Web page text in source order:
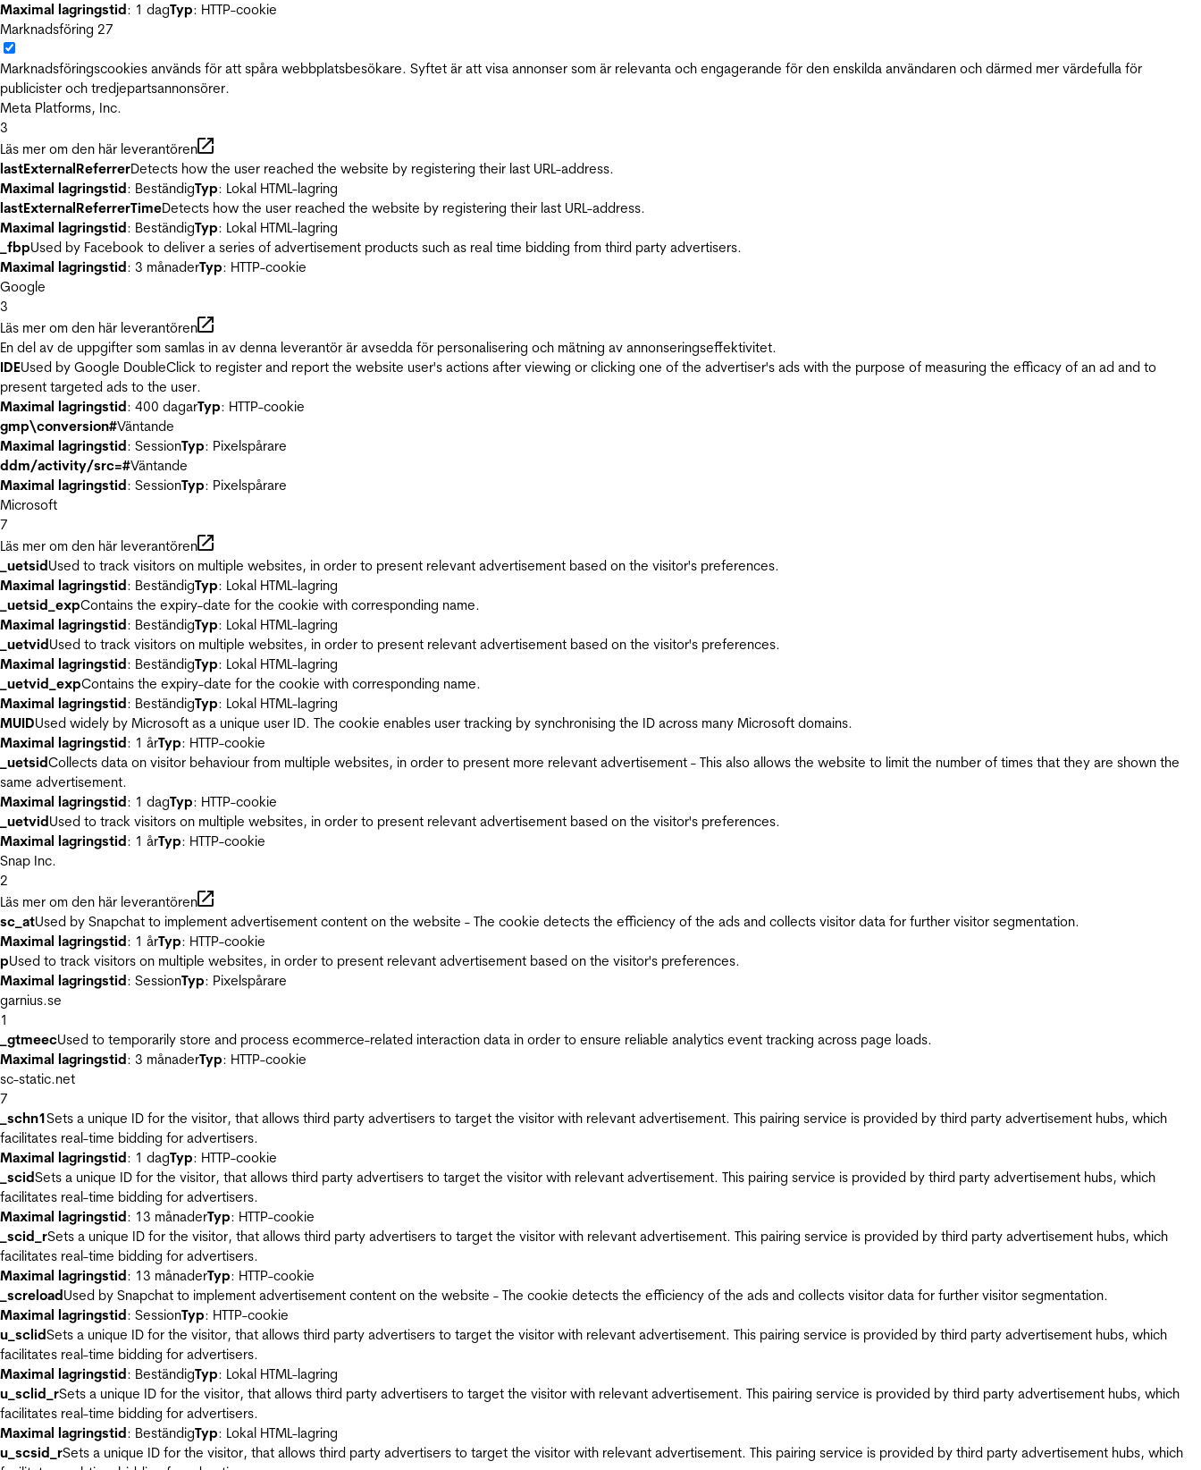
Maximal lagringstid: 1 dagTyp: HTTP-cookie
Marknadsföring 27
Marknadsföringscookies används för att spåra webbplatsbesökare. Syftet är att visa annonser som är relevanta och engagerande för den enskilda användaren och därmed mer värdefulla för
publicister och tredjepartsannonsörer.
Meta Platforms, Inc.
3
Läs mer om den här leverantören
lastExternalReferrerDetects how the user reached the website by registering their last URL-address.
Maximal lagringstid: BeständigTyp: Lokal HTML-lagring
lastExternalReferrerTimeDetects how the user reached the website by registering their last URL-address.
Maximal lagringstid: BeständigTyp: Lokal HTML-lagring
_fbpUsed by Facebook to deliver a series of advertisement products such as real time bidding from third party advertisers.
Maximal lagringstid: 3 månaderTyp: HTTP-cookie
Google
3
Läs mer om den här leverantören
En del av de uppgifter som samlas in av denna leverantör är avsedda för personalisering och mätning av annonseringseffektivitet.
IDEUsed by Google DoubleClick to register and report the website user's actions after viewing or clicking one of the advertiser's ads with the purpose of measuring the efficacy of an ad and to
present targeted ads to the user.
Maximal lagringstid: 400 dagarTyp: HTTP-cookie
gmp\conversion#Väntande
Maximal lagringstid: SessionTyp: Pixelspårare
ddm/activity/src=#Väntande
Maximal lagringstid: SessionTyp: Pixelspårare
Microsoft
7
Läs mer om den här leverantören
_uetsidUsed to track visitors on multiple websites, in order to present relevant advertisement based on the visitor's preferences.
Maximal lagringstid: BeständigTyp: Lokal HTML-lagring
_uetsid_expContains the expiry-date for the cookie with corresponding name.
Maximal lagringstid: BeständigTyp: Lokal HTML-lagring
_uetvidUsed to track visitors on multiple websites, in order to present relevant advertisement based on the visitor's preferences.
Maximal lagringstid: BeständigTyp: Lokal HTML-lagring
_uetvid_expContains the expiry-date for the cookie with corresponding name.
Maximal lagringstid: BeständigTyp: Lokal HTML-lagring
MUIDUsed widely by Microsoft as a unique user ID. The cookie enables user tracking by synchronising the ID across many Microsoft domains.
Maximal lagringstid: 1 årTyp: HTTP-cookie
_uetsidCollects data on visitor behaviour from multiple websites, in order to present more relevant advertisement - This also allows the website to limit the number of times that they are shown the
same advertisement.
Maximal lagringstid: 1 dagTyp: HTTP-cookie
_uetvidUsed to track visitors on multiple websites, in order to present relevant advertisement based on the visitor's preferences.
Maximal lagringstid: 1 årTyp: HTTP-cookie
Snap Inc.
2
Läs mer om den här leverantören
sc_atUsed by Snapchat to implement advertisement content on the website - The cookie detects the efficiency of the ads and collects visitor data for further visitor segmentation.
Maximal lagringstid: 1 årTyp: HTTP-cookie
pUsed to track visitors on multiple websites, in order to present relevant advertisement based on the visitor's preferences.
Maximal lagringstid: SessionTyp: Pixelspårare
garnius.se
1
_gtmeecUsed to temporarily store and process ecommerce-related interaction data in order to ensure reliable analytics event tracking across page loads.
Maximal lagringstid: 3 månaderTyp: HTTP-cookie
sc-static.net
7
_schn1Sets a unique ID for the visitor, that allows third party advertisers to target the visitor with relevant advertisement. This pairing service is provided by third party advertisement hubs, which
facilitates real-time bidding for advertisers.
Maximal lagringstid: 1 dagTyp: HTTP-cookie
_scidSets a unique ID for the visitor, that allows third party advertisers to target the visitor with relevant advertisement. This pairing service is provided by third party advertisement hubs, which
facilitates real-time bidding for advertisers.
Maximal lagringstid: 13 månaderTyp: HTTP-cookie
_scid_rSets a unique ID for the visitor, that allows third party advertisers to target the visitor with relevant advertisement. This pairing service is provided by third party advertisement hubs, which
facilitates real-time bidding for advertisers.
Maximal lagringstid: 13 månaderTyp: HTTP-cookie
_screloadUsed by Snapchat to implement advertisement content on the website - The cookie detects the efficiency of the ads and collects visitor data for further visitor segmentation.
Maximal lagringstid: SessionTyp: HTTP-cookie
u_sclidSets a unique ID for the visitor, that allows third party advertisers to target the visitor with relevant advertisement. This pairing service is provided by third party advertisement hubs, which
facilitates real-time bidding for advertisers.
Maximal lagringstid: BeständigTyp: Lokal HTML-lagring
u_sclid_rSets a unique ID for the visitor, that allows third party advertisers to target the visitor with relevant advertisement. This pairing service is provided by third party advertisement hubs, which
facilitates real-time bidding for advertisers.
Maximal lagringstid: BeständigTyp: Lokal HTML-lagring
u_scsid_rSets a unique ID for the visitor, that allows third party advertisers to target the visitor with relevant advertisement. This pairing service is provided by third party advertisement hubs, which